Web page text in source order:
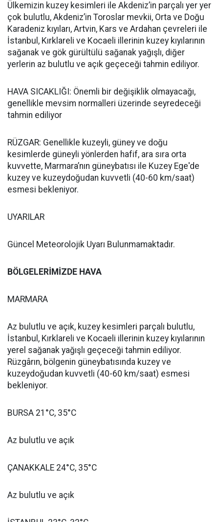
Ülkemizin kuzey kesimleri ile Akdeniz’in parçalı yer yer
çok bulutlu, Akdeniz’in Toroslar mevkii, Orta ve Doğu
Karadeniz kıyıları, Artvin, Kars ve Ardahan çevreleri ile
İstanbul, Kırklareli ve Kocaeli illerinin kuzey kıyılarının
sağanak ve gök gürültülü sağanak yağışlı, diğer
yerlerin az bulutlu ve açık geçeceği tahmin ediliyor.
HAVA SICAKLIĞI: Önemli bir değişiklik olmayacağı,
genellikle mevsim normalleri üzerinde seyredeceği
tahmin ediliyor
RÜZGAR: Genellikle kuzeyli, güney ve doğu
kesimlerde güneyli yönlerden hafif, ara sıra orta
kuvvette, Marmara’nın güneybatısı ile Kuzey Ege'de
kuzey ve kuzeydoğudan kuvvetli (40-60 km/saat)
esmesi bekleniyor.
UYARILAR
Güncel Meteorolojik Uyarı Bulunmamaktadır.
BÖLGELERİMİZDE HAVA
MARMARA
Az bulutlu ve açık, kuzey kesimleri parçalı bulutlu,
İstanbul, Kırklareli ve Kocaeli illerinin kuzey kıyılarının
yerel sağanak yağışlı geçeceği tahmin ediliyor.
Rüzgârın, bölgenin güneybatısında kuzey ve
kuzeydoğudan kuvvetli (40-60 km/saat) esmesi
bekleniyor.
BURSA 21°C, 35°C
Az bulutlu ve açık
ÇANAKKALE 24°C, 35°C
Az bulutlu ve açık